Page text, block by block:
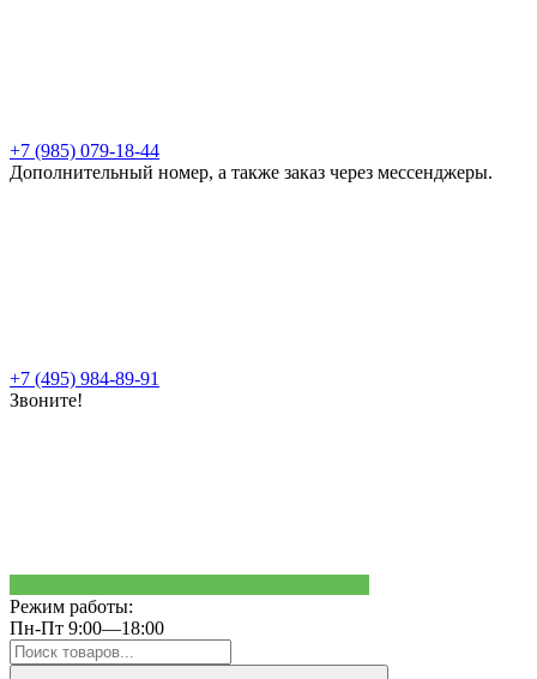
+7 (985) 079-18-44
Дополнительный номер, а также заказ через мессенджеры.
+7 (495) 984-89-91
Звоните!
Режим работы:
Пн-Пт 9:00—18:00